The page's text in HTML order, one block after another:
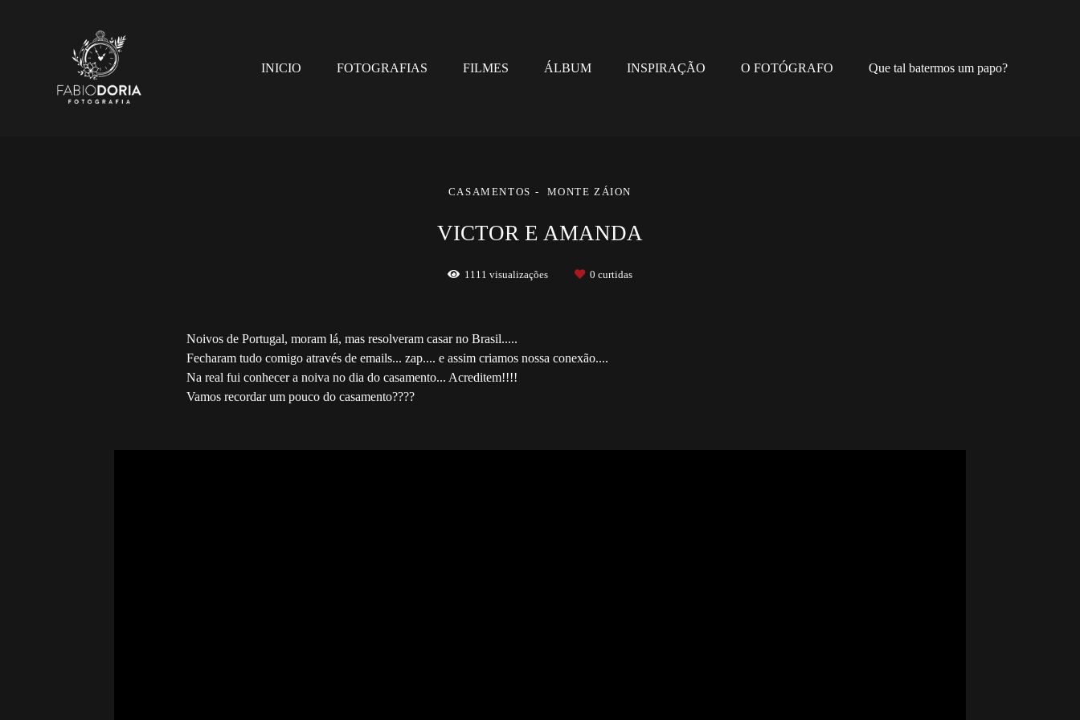
INICIO FOTOGRAFIAS FILMES ÁLBUM INSPIRAÇÃO O FOTÓGRAFO Que tal batermos um papo?
CASAMENTOS MONTE ZÁION
VICTOR E AMANDA
1111 visualizações 0 curtidas
Noivos de Portugal, moram lá, mas resolveram casar no Brasil.....
Fecharam tudo comigo através de emails... zap.... e assim criamos nossa conexão....
Na real fui conhecer a noiva no dia do casamento... Acreditem!!!!
Vamos recordar um pouco do casamento????